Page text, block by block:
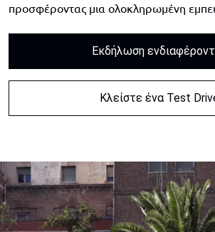
προσφέροντας μια ολοκληρωμένη
Εκδήλωση
Κλείστε ένα Test